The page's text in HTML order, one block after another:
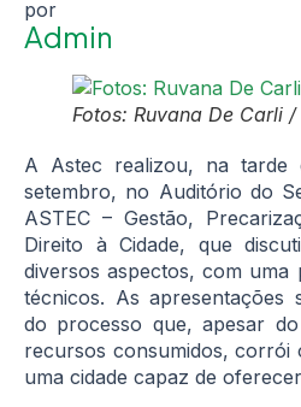
Admin
Fotos: Ruvana De Carli
A Astec realizou, na tarde
setembro, no Auditório do
ASTEC – Gestão,
Direito à Cidade, que
diversos aspectos, com uma
técnicos. As apresentações
do processo que, apesar
recursos consumidos, corrói
uma cidade capaz de